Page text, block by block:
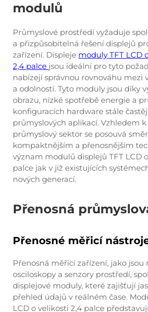
modulů
Průmyslové prostředí vyžaduje
a přizpůsobitelná řešení displejů
zařízení. Displeje moduly TFT LCD
2,4 palce jsou ideální pro tyto
nabízejí správnou rovnováhu mezi
a odolností. Tyto moduly jsou díky
obrazu, nízké spotřebě energie a
konfiguracích hardware stále
průmyslových aplikací. Vzhledem
průmyslový sektor se posouvá
kompaktnějším a přenosnějším
význam modulů displejů TFT LCD
palce jak v již existujících
nových generací.
Přenosná
Přenosné měřicí
Přenosná měřicí zařízení, jako
osciloskopy a senzory prostředí,
displejové moduly, které zajišťují
přehled údajů v reálném čase.
LCD o velikosti 2,4 palce